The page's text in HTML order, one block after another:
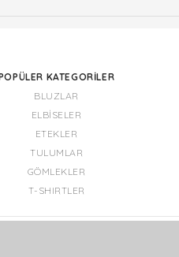
KATEGORILER
BLUZLAR
ELBISELER
ETEKLER
TULUMLAR
GÖMLEKLER
T-SHIRTLER